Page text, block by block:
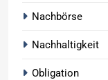
Nachbörse
Nachhaltigkeit
Obligation